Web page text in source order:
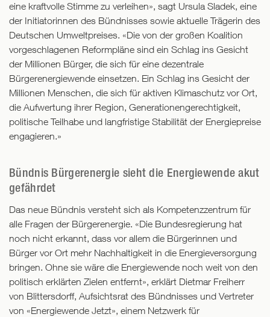
eine kraftvolle Stimme zu verleihen», sagt Ursula Sladek, eine
der Initiatorinnen des Bündnisses sowie aktuelle Trägerin des
Deutschen Umweltpreises. «Die von der großen Koalition
vorgeschlagenen Reformpläne sind ein Schlag ins Gesicht
der Millionen Bürger, die sich für eine dezentrale
Bürgerenergiewende einsetzen. Ein Schlag ins Gesicht der
Millionen Menschen, die sich für aktiven Klimaschutz vor Ort,
die Aufwertung ihrer Region, Generationengerechtigkeit,
politische Teilhabe und langfristige Stabilität der Energiepreise
engagieren.»
Bündnis Bürgerenergie sieht die Energiewende akut
gefährdet
Das neue Bündnis versteht sich als Kompetenzzentrum für
alle Fragen der Bürgerenergie. «Die Bundesregierung hat
noch nicht erkannt, dass vor allem die Bürgerinnen und
Bürger vor Ort mehr Nachhaltigkeit in die Energieversorgung
bringen. Ohne sie wäre die Energiewende noch weit von den
politisch erklärten Zielen entfernt», erklärt Dietmar Freiherr
von Blittersdorff, Aufsichtsrat des Bündnisses und Vertreter
von «Energiewende Jetzt», einem Netzwerk für